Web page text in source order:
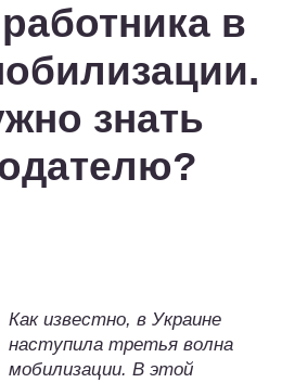
в
знать
Как известно, в Украине
наступила третья волна
мобилизации. В этой